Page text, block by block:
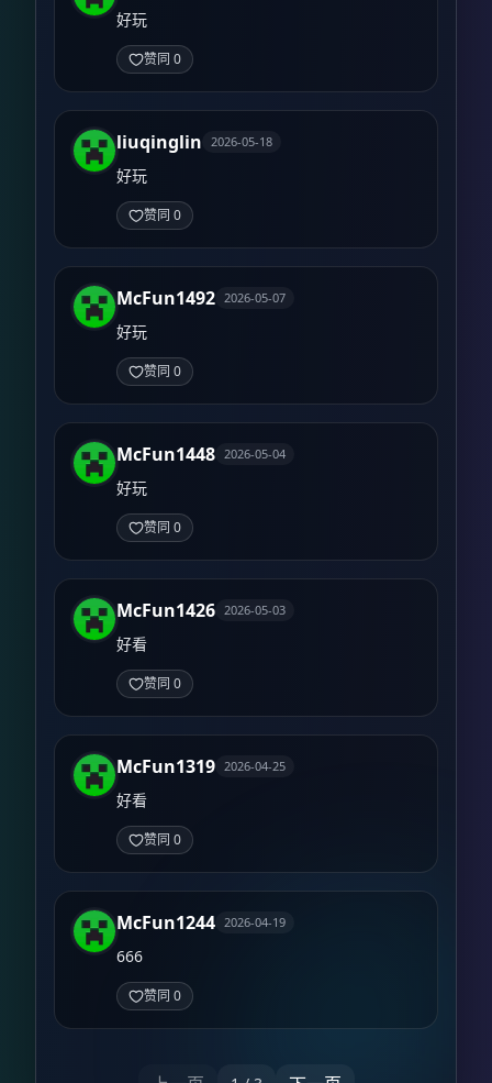
好玩
赞同 0
liuqinglin 2026-05-18
好玩
赞同 0
McFun1492 2026-05-07
好玩
赞同 0
McFun1448 2026-05-04
好玩
赞同 0
McFun1426 2026-05-03
好看
赞同 0
McFun1319 2026-04-25
好看
赞同 0
McFun1244 2026-04-19
666
赞同 0